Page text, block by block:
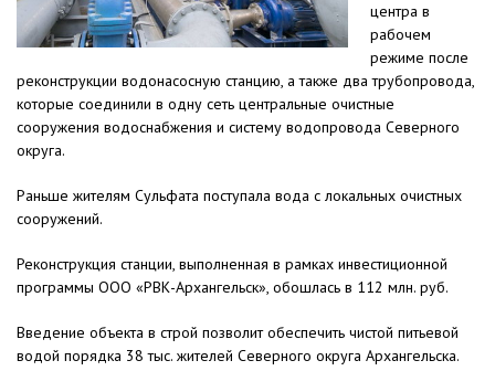
центра в
рабочем
режиме после
реконструкции водонасосную станцию, а также два трубопровода,
которые соединили в одну сеть центральные очистные
сооружения водоснабжения и систему водопровода Северного
округа.
Раньше жителям Сульфата поступала вода с локальных очистных
сооружений.
Реконструкция станции, выполненная в рамках инвестиционной
программы ООО «РВК-Архангельск», обошлась в 112 млн. руб.
Введение объекта в строй позволит обеспечить чистой питьевой
водой порядка 38 тыс. жителей Северного округа Архангельска.